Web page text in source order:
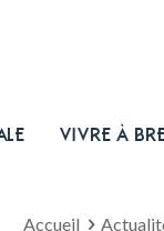
VIVRE À
Accueil